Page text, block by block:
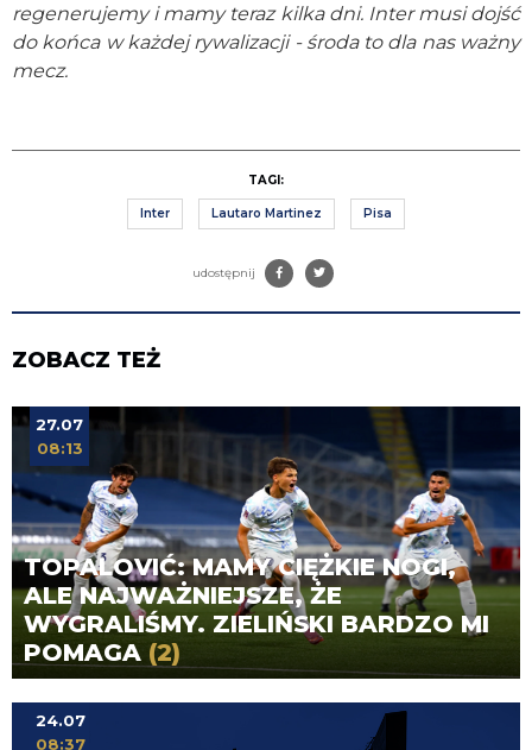
regenerujemy i mamy teraz kilka dni. Inter musi dojść
do końca w każdej rywalizacji - środa to dla nas ważny
mecz.
TAGI:
Inter Lautaro Martinez Pisa
udostępnij
ZOBACZ TEŻ
TOPALOVIĆ: MAMY CIĘŻKIE NOGI,
ALE NAJWAŻNIEJSZE, ŻE
WYGRALIŚMY. ZIELIŃSKI BARDZO MI
POMAGA (2)
27.07
08:13
24.07
08:37